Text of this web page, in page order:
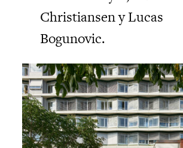
Christiansen y Lucas
Bogunovic.